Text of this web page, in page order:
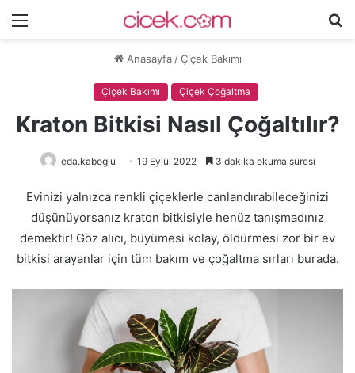
Menü
Anasayfa / Çiçek Bakımı
Çiçek Bakımı Çiçek Çoğaltma
Kraton Bitkisi Nasıl Çoğaltılır?
eda.kaboglu 19 Eylül 2022 3 dakika okuma süresi
Evinizi yalnızca renkli çiçeklerle canlandırabileceğinizi
düşünüyorsanız kraton bitkisiyle henüz tanışmadınız
demektir! Göz alıcı, büyümesi kolay, öldürmesi zor bir ev
bitkisi arayanlar için tüm bakım ve çoğaltma sırları burada.